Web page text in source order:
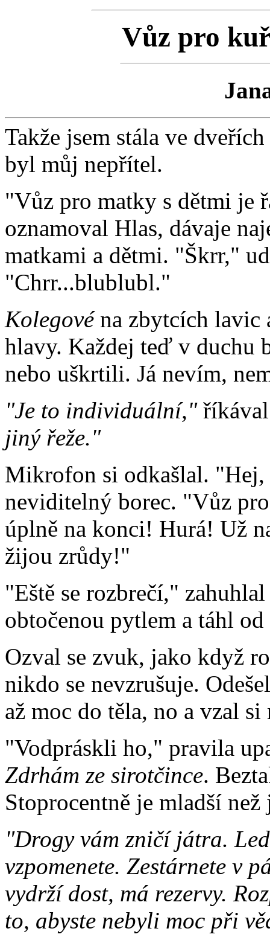
Vůz pro
Takže jsem stála ve
byl můj nepřítel.
"Vůz pro matky s dětmi je
oznamoval Hlas, dávaje
matkami a dětmi. "Škrr,"
"Chrr...blublubl."
Kolegovéna zbytcích lavic
hlavy. Každej teď v duchu
nebo uškrtili. Já nevím,
"Je to individuální,"
jiný řeže."
Mikrofon si odkašlal. "Hej,
neviditelný borec. "Vůz
úplně na konci! Hurá! Už
žijou zrůdy!"
"Eště se rozbrečí,"
obtočenou pytlem a táhl
Ozval se zvuk, jako když
nikdo se nevzrušuje.
až moc do těla, no a vzal si
"Vodpráskli ho," pravila
Zdrhám ze sirotčince.
Stoprocentně je mladší než
"Drogy vám zničí játra.
vzpomenete. Zestárnete v
vydrží dost, má rezervy.
to, abyste nebyli moc při